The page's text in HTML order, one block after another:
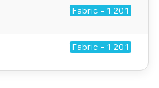
Fabric - 1.20.1
Fabric - 1.20.1